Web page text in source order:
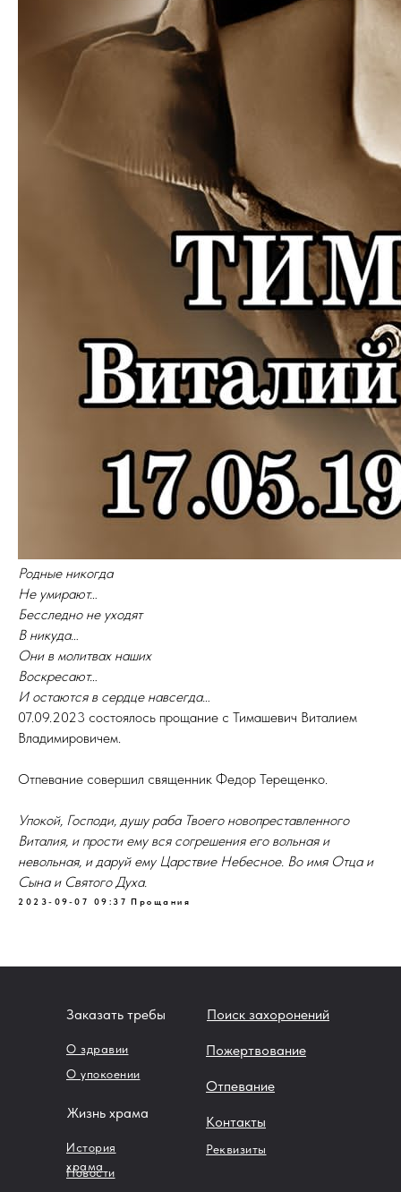
Родные никогда
Не умирают…
Бесследно не уходят
В никуда…
Они в молитвах наших
Воскресают…
И остаются в сердце навсегда…
07.09.2023 состоялось прощание с Тимашевич Виталием
Владимировичем.
Отпевание совершил священник Федор Терещенко.
Упокой, Господи, душу раба Твоего новопреставленного
Виталия, и прости ему вся согрешения его вольная и
невольная, и даруй ему Царствие Небесное. Во имя Отца и
Сына и Святого Духа.
2023-09-07 09:37 Прощания
Заказать требы
О здравии
О упокоении
Жизнь храма
История
храма
Новости
Контакты
Реквизиты
Поиск захоронений
Пожертвование
Отпевание